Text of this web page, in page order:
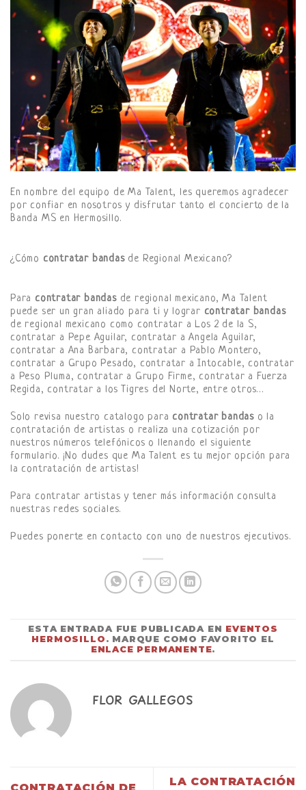
En nombre del equipo de Ma Talent, les queremos agradecer
por confiar en nosotros y disfrutar tanto el concierto de la
Banda MS en Hermosillo.
¿Cómo contratar bandasde Regional Mexicano?
Para contratar bandasde regional mexicano, Ma Talent
puede ser un gran aliado para ti y lograr contratar bandas
de regional mexicano como contratar a Los 2 de la S,
contratar a Pepe Aguilar, contratar a Angela Aguilar,
contratar a Ana Barbara, contratar a Pablo Montero,
contratar a Grupo Pesado, contratar a Intocable, contratar
a Peso Pluma, contratar a Grupo Firme, contratar a Fuerza
Regida, contratar a los Tigres del Norte, entre otros…
Solo revisa nuestro catalogo para contratar bandas o la
contratación de artistas o realiza una cotización por
nuestros números telefónicos o llenando el siguiente
formulario. ¡No dudes que Ma Talent es tu mejor opción para
la contratación de artistas!
Para contratar artistas y tener más información consulta
nuestras redes sociales.
Puedes ponerte en contacto con uno de nuestros ejecutivos.
ESTA ENTRADA FUE PUBLICADA EN EVENTOS
HERMOSILLO . MARQUE COMO FAVORITO EL
ENLACE PERMANENTE.
FLOR GALLEGOS
LA CONTRATACIÓN